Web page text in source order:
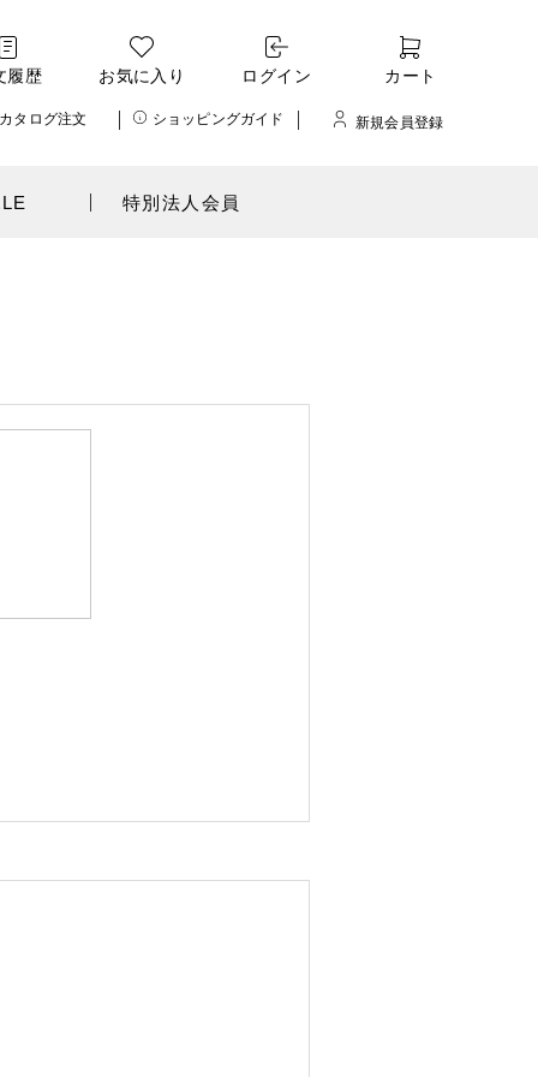
履歴 お気に入り ログイン カート
カタログ注文 ショッピングガイド 新規会員登録
特別法人会員